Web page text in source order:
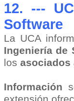
12. ---
Software
La UCA
Ingeniería de
los asociados
Información